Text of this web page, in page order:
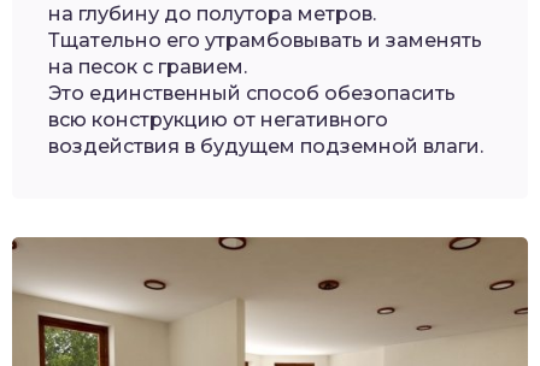
на глубину до полутора метров.
Тщательно его утрамбовывать и заменять
на песок с гравием.
Это единственный способ обезопасить
всю конструкцию от негативного
воздействия в будущем подземной влаги.